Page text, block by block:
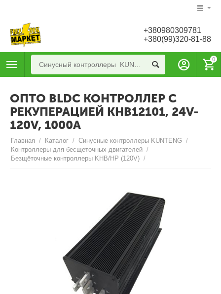
+380980309781
+380(99)320-81-88
0
ОПТО BLDC КОНТРОЛЛЕР С
РЕКУПЕРАЦИЕЙ KHB12101, 24V-
120V, 1000A
Главная / Каталог / Синусные контроллеры KUNTENG
/
Контроллеры для бесщеточных двигателей /
Безщёточные контроллеры KHB/HP (120V) /